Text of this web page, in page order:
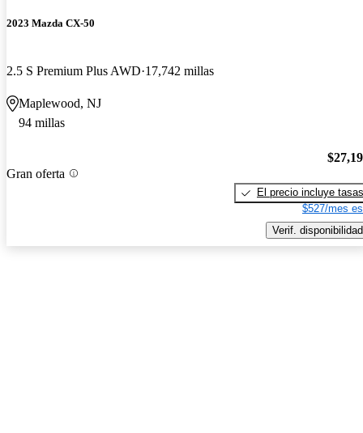
2023 Mazda CX-50
2.5 S Premium Plus AWD 17,742 millas
Maplewood, NJ
94 millas
Gran oferta
El precio incluye tasas
$527/mes
Verif. disponibilidad